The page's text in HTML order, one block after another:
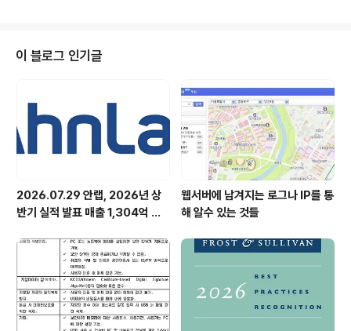
정부사업 721억 수주”라는 기사 제목은 사실이 아닙니다. 721억 원은 안랩 지
원금액이 아닌 프로젝트에 참여한 40개 기업들에 대한 지원 총액입니다. 안랩..
이 블로그 인기글
2026.07.29 안랩, 2026년 상
반기 실적 발표 매출 1,304억 원,
웹서버에 남겨지는 로그나 IP를 통
해 알수 있는 것들